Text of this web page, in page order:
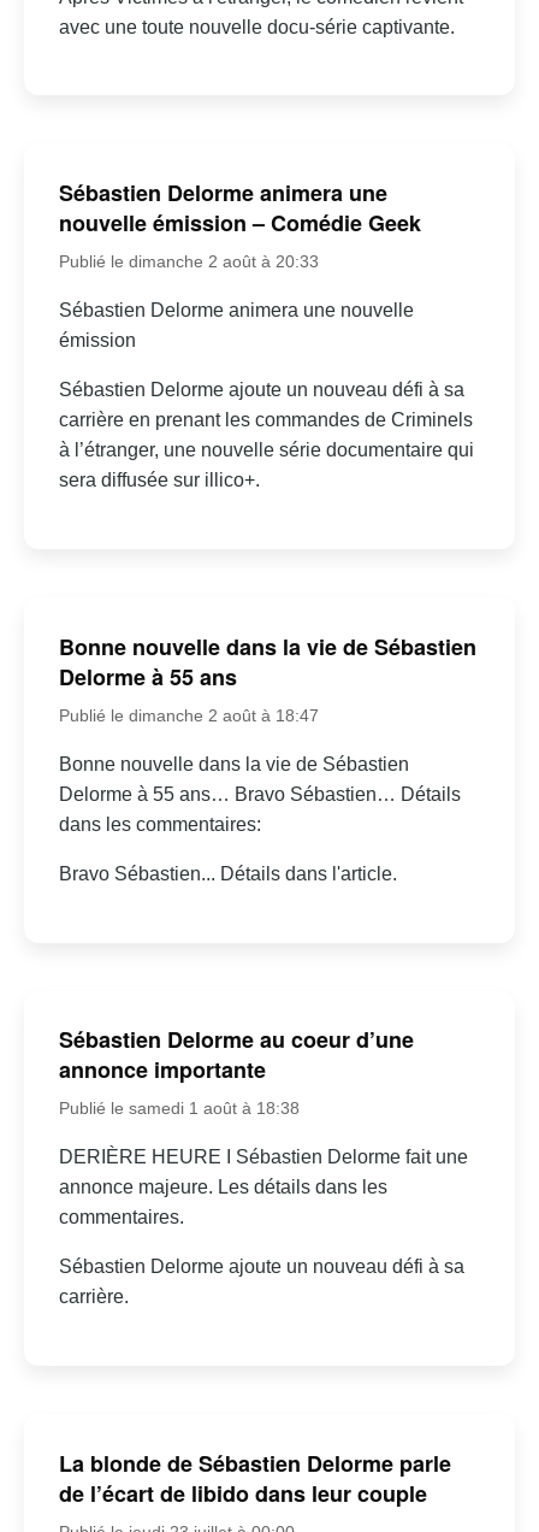
avec une toute nouvelle docu-série captivante.
Sébastien Delorme animera une
nouvelle émission – Comédie Geek
Publié le dimanche 2 août à 20:33
Sébastien Delorme animera une nouvelle
émission
Sébastien Delorme ajoute un nouveau défi à sa
carrière en prenant les commandes de Criminels
à l’étranger, une nouvelle série documentaire qui
sera diffusée sur illico+.
Bonne nouvelle dans la vie de Sébastien
Delorme à 55 ans
Publié le dimanche 2 août à 18:47
Bonne nouvelle dans la vie de Sébastien
Delorme à 55 ans… Bravo Sébastien… Détails
dans les commentaires:
Bravo Sébastien... Détails dans l'article.
Sébastien Delorme au coeur d’une
annonce importante
Publié le samedi 1 août à 18:38
DERIÈRE HEURE I Sébastien Delorme fait une
annonce majeure. Les détails dans les
commentaires.
Sébastien Delorme ajoute un nouveau défi à sa
carrière.
La blonde de Sébastien Delorme parle
de l’écart de libido dans leur couple